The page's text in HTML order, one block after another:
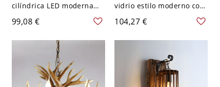
cilíndrica LED moderna
con luz cálida y longitud
de suspensión ajustable -
110 A 120 V Café 20,32 cm
99,08 €
vidrio estilo moderno con
1 luz y pantalla esférica
para habitación de hotel -
110 A 120 V Ámbar 15,24
104,27 €